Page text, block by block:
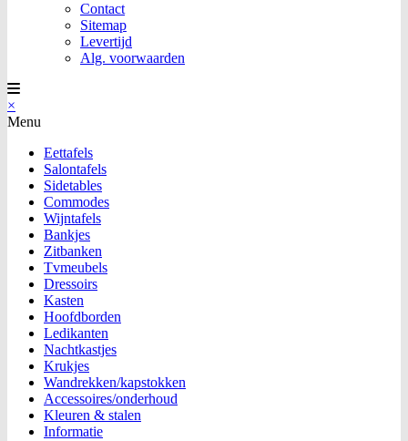
Contact
Sitemap
Levertijd
Alg. voorwaarden
×
Menu
Eettafels
Salontafels
Sidetables
Commodes
Wijntafels
Bankjes
Zitbanken
Tvmeubels
Dressoirs
Kasten
Hoofdborden
Ledikanten
Nachtkastjes
Krukjes
Wandrekken/kapstokken
Accessoires/onderhoud
Kleuren & stalen
Informatie